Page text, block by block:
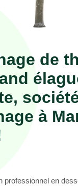
de
à
professionnel en